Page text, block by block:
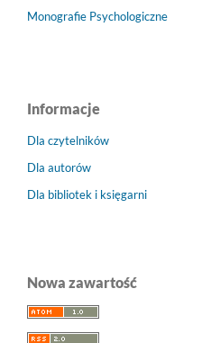
Monografie Psychologiczne
Informacje
Dla czytelników
Dla autorów
Dla bibliotek i księgarni
Nowa zawartość